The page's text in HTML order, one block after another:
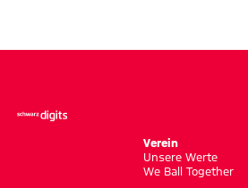
Verein
Unsere Werte
We Ball Together